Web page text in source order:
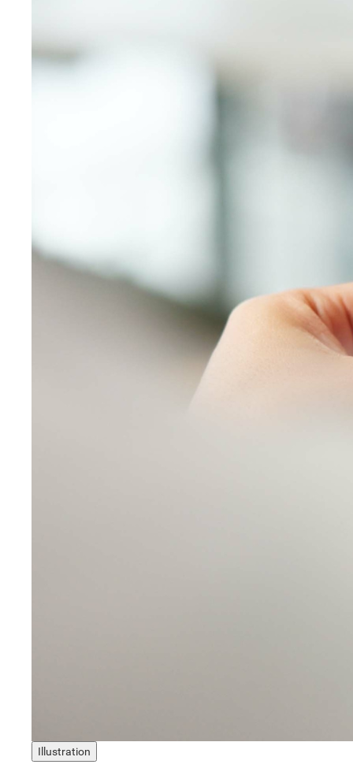
Illustration